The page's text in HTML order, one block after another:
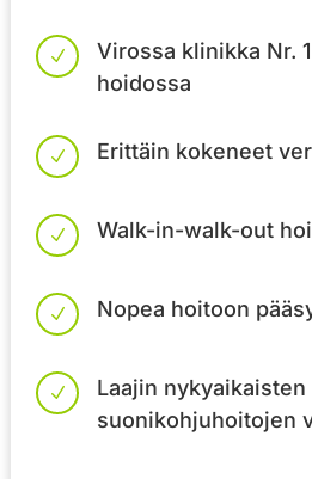
N
Virossa klinikka Nr.
hoidossa
N Erittäin kokeneet
N Walk-in-walk-out
N Nopea hoitoon
N
Laajin nykyaikaisten
suonikohjuhoitojen